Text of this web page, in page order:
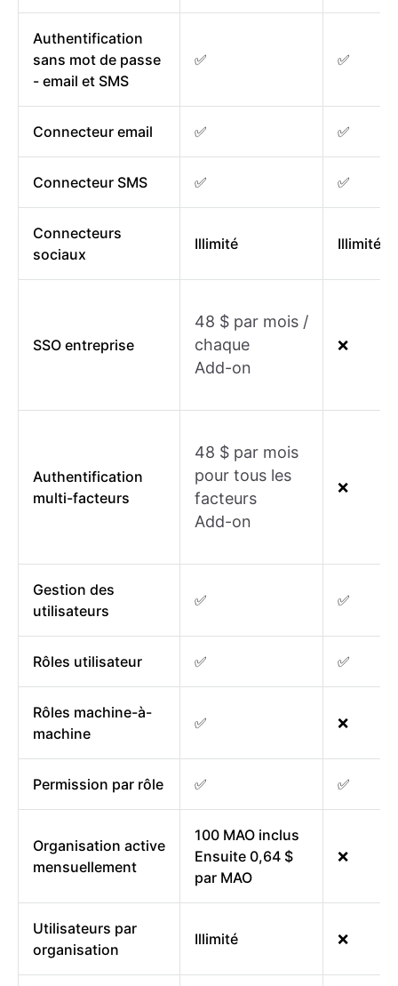
Authentification
sans mot de passe
- email et SMS
✅ ✅
Connecteur email ✅ ✅
Connecteur SMS ✅ ✅
Connecteurs
sociaux
Illimité Illimité
SSO entreprise
48 $ par mois /
chaque
Add-on
❌
Authentification
multi-facteurs
48 $ par mois
pour tous les
facteurs
Add-on
❌
Gestion des
utilisateurs
✅ ✅
Rôles utilisateur ✅ ✅
Rôles machine-à-
machine
✅ ❌
Permission par rôle ✅ ✅
Organisation active
mensuellement
100 MAO inclus
Ensuite 0,64 $
par MAO
❌
Utilisateurs par
organisation
Illimité ❌